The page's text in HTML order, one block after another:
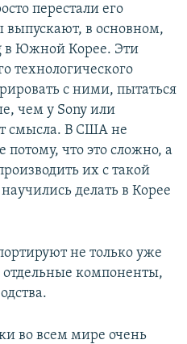
перестали его
выпускают, в основном,
в Южной Корее. Эти
технологического
с ними, пытаться
чем у Sony или
смысла. В США не
что это сложно, а
их с такой
делать в Корее
не только уже
компоненты,
во всем мире очень